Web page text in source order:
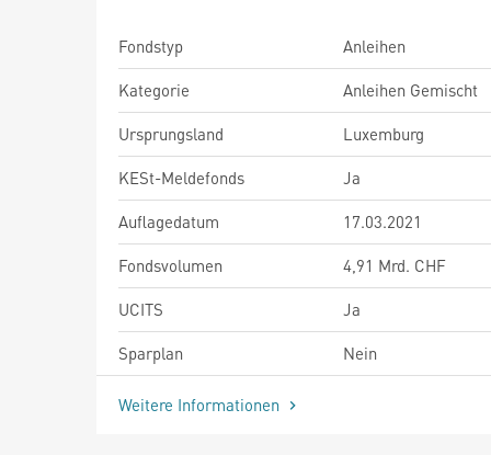
Fondstyp
Anleihen
Kategorie
Anleihen Gemischt
Ursprungsland
Luxemburg
KESt-Meldefonds
Ja
Auflagedatum
17.03.2021
Fondsvolumen
4,91 Mrd. CHF
UCITS
Ja
Sparplan
Nein
Weitere Informationen